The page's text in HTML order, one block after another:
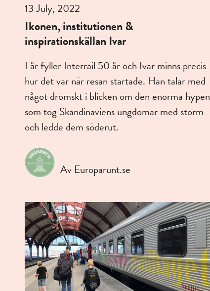
13 July, 2022
Ikonen, institutionen &
inspirationskällan Ivar
I år fyller Interrail 50 år och Ivar minns precis
hur det var när resan startade. Han talar med
något drömskt i blicken om den enorma hypen
som tog Skandinaviens ungdomar med storm
och ledde dem söderut.
Av Europarunt.se